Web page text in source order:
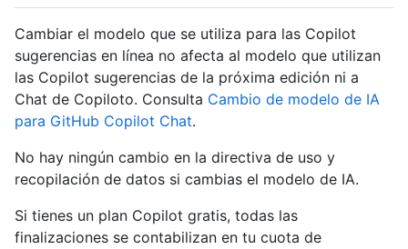
Cambiar el modelo que se utiliza para las Copilot
sugerencias en línea no afecta al modelo que utilizan
las Copilot sugerencias de la próxima edición ni a
Chat de Copiloto. Consulta Cambio de modelo de IA
para GitHub Copilot Chat.
No hay ningún cambio en la directiva de uso y
recopilación de datos si cambias el modelo de IA.
Si tienes un plan Copilot gratis, todas las
finalizaciones se contabilizan en tu cuota de